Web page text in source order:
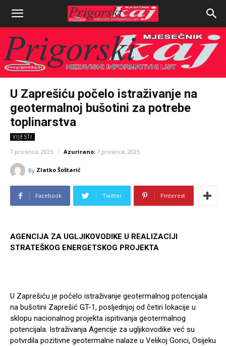
U Zaprešiću počelo istraživanje na
geotermalnoj bušotini za potrebe
toplinarstva
VIJESTI
7 prosinca, 2025 Azurirano: 7 prosinca, 2025
By Zlatko Šoštarić
Facebook Twitter Pinterest
AGENCIJA ZA UGLJIKOVODIKE U REALIZACIJI
STRATEŠKOG ENERGETSKOG PROJEKTA
U Zaprešiću je počelo istraživanje geotermalnog potencijala
na bušotini Zaprešić GT-1, posljednjoj od četiri lokacije u
sklopu nacionalnog projekta ispitivanja geotermalnog
potencijala. Istraživanja Agencije za ugljikovodike već su
potvrdila pozitivne geotermalne nalaze u Velikoj Gorici, Osijeku